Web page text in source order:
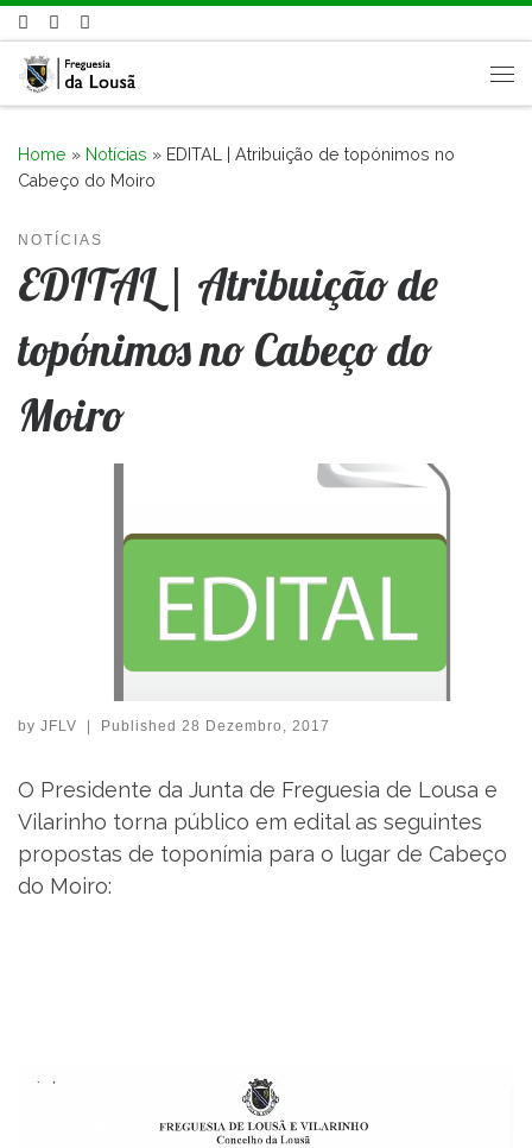
Skip to content
Home » Notícias » EDITAL | Atribuição de topónimos no
Cabeço do Moiro
NOTÍCIAS
EDITAL | Atribuição de
topónimos no Cabeço do
Moiro
by JFLV Published 28 Dezembro, 2017
O Presidente da Junta de Freguesia de Lousa e
Vilarinho torna público em edital as seguintes
propostas de toponímia para o lugar de Cabeço
do Moiro: